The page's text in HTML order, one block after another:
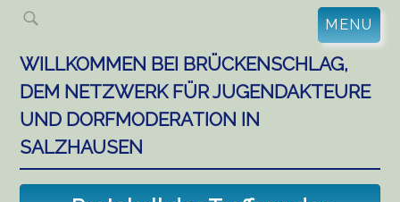
Skip
content
MENU
WILLKOMMEN BEI BRÜCKENSCHLAG,
DEM NETZWERK FÜR JUGENDAKTEURE
UND DORFMODERATION IN
SALZHAUSEN